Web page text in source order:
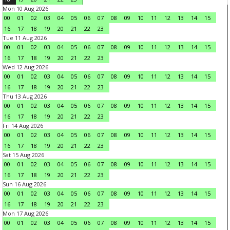
Mon 10 Aug 2026
00
01 02 03 04 05 06 07 08 09 10 11 12 13 14
15
16
17 18 19 20 21 22
23
Tue 11 Aug 2026
00
01 02 03 04 05 06 07 08 09 10 11 12 13 14
15
16
17 18 19 20 21 22
23
Wed 12 Aug 2026
00
01 02 03 04 05 06 07 08 09 10 11 12 13 14
15
16
17 18 19 20 21 22
23
Thu 13 Aug 2026
00
01 02 03 04 05 06 07 08 09 10 11 12 13 14
15
16
17 18 19 20 21 22
23
Fri 14 Aug 2026
00
01 02 03 04 05 06 07 08 09 10 11 12 13 14
15
16
17 18 19 20 21 22
23
Sat 15 Aug 2026
00
01 02 03 04 05 06 07 08 09 10 11 12 13 14
15
16
17 18 19 20 21 22
23
Sun 16 Aug 2026
00
01 02 03 04 05 06 07 08 09 10 11 12 13 14
15
16
17 18 19 20 21 22
23
Mon 17 Aug 2026
00
01 02 03 04 05 06 07 08 09 10 11 12 13 14
15